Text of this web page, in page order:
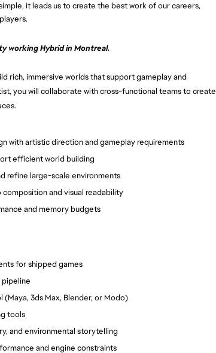
it leads us to create the best work of our careers,
working Hybrid in Montreal.
rich, immersive worlds that support gameplay and
you will collaborate with cross-functional teams to create
with artistic direction and gameplay requirements
efficient world building
refine large-scale environments
and visual readability
and memory budgets
for shipped games
3ds Max, Blender, or Modo)
tools
and environmental storytelling
and engine constraints